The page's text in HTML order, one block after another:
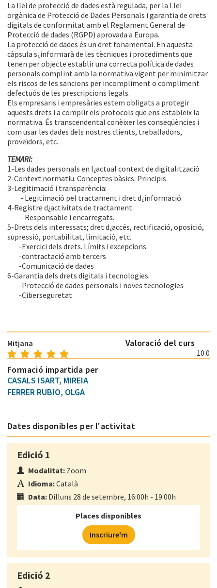
La llei de protecció de dades està regulada, per la Llei
orgànica de Protecció de Dades Personals i garantia de drets
digitals de conformitat amb el Reglament General de
Protecció de dades (RGPD) aprovada a Europa.
La protecció de dades és un dret fonamental. En aquesta
càpsula s¿informarà de les tècniques i procediments que
tenen per objecte establir una correcta política de dades
personals complint amb la normativa vigent per minimitzar
els riscos de les sancions per incompliment o compliment
defectuós de les prescripcions legals.
Els empresaris i empresàries estem obligats a protegir
aquests drets i a complir els protocols que ens estableix la
normativa. És transcendental conèixer les conseqüències i
com usar les dades dels nostres clients, treballadors,
proveïdors, etc.
TEMARI:
1-Les dades personals en l¿actual context de digitalització
2-Context normatiu. Conceptes bàsics. Principis
3-Legitimació i transparència:
- Legitimació pel tractament i dret d¿informació.
4-Registre d¿activitats de tractament.
- Responsable i encarregats.
5-Drets dels interessats; dret d¿accés, rectificació, oposició,
supressió, portabilitat, limitació, etc.
-Exercici dels drets. Límits i excepcions.
-contractació amb tercers
-Comunicació de dades
6-Garantia dels drets digitals i tecnologies.
-Protecció de dades personals i noves tecnologies
-Ciberseguretat
Valoració del curs
Mitjana
10.0
Formació impartida per
CASALS ISART, MIREIA
FERRER RUBIO, OLGA
Dates disponibles per l'activitat
Edició 1
Modalitat: Zoom
Idioma:Català
Data: Dilluns 28 de setembre, 16:00h - 19:00h
Places disponibles
Inscriure'm
Edició 2